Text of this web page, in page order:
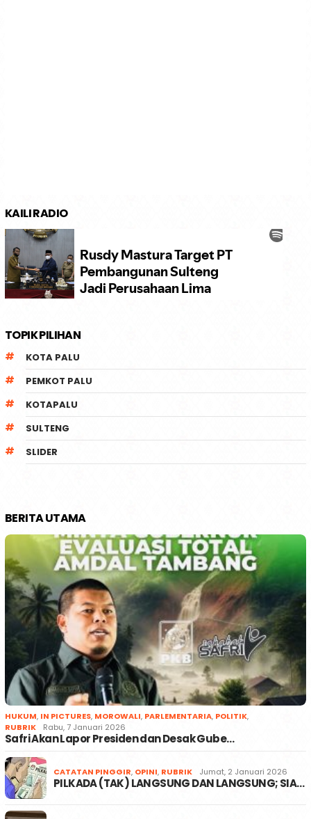
KAILI RADIO
TOPIK PILIHAN
KOTA PALU
PEMKOT PALU
KOTAPALU
SULTENG
SLIDER
BERITA UTAMA
HUKUM, IN PICTURES, MOROWALI, PARLEMENTARIA, POLITIK,
RUBRIK
Rabu, 7 Januari 2026
Safri Akan Lapor Presiden dan Desak Gube…
CATATAN PINGGIR, OPINI, RUBRIK Jumat, 2 Januari 2026
PILKADA (TAK) LANGSUNG DAN LANGSUNG; SIA…